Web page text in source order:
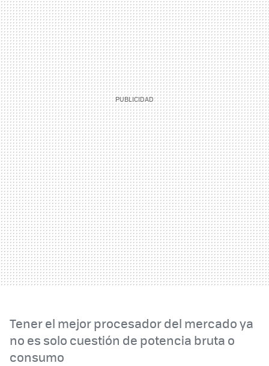
Tener el mejor procesador del mercado ya
no es solo cuestión de potencia bruta o
consumo